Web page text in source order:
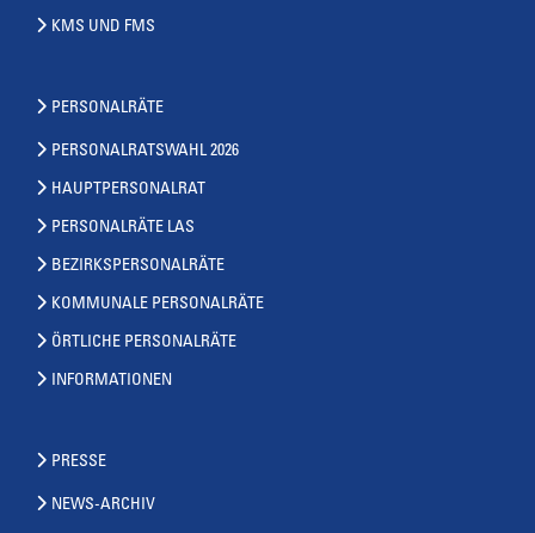
KMS UND FMS
PERSONALRÄTE
PERSONALRATSWAHL 2026
HAUPTPERSONALRAT
PERSONALRÄTE LAS
BEZIRKSPERSONALRÄTE
KOMMUNALE PERSONALRÄTE
ÖRTLICHE PERSONALRÄTE
INFORMATIONEN
PRESSE
NEWS-ARCHIV